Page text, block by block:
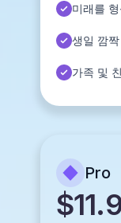
미래를
생일 깜
가족 및
Pro